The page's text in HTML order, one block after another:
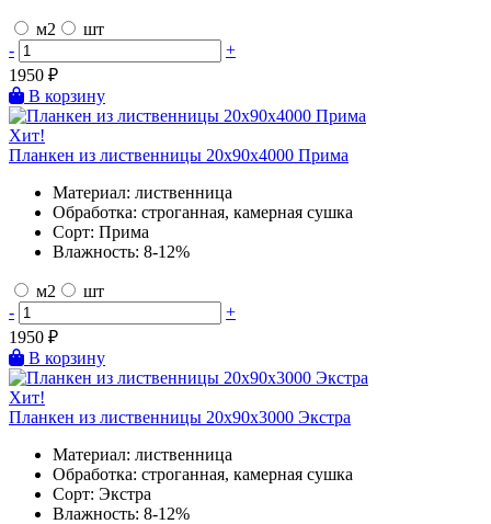
м2
шт
-
+
1950 ₽
В корзину
Хит!
Планкен из лиственницы 20х90х4000 Прима
Материал: лиственница
Обработка: строганная, камерная сушка
Сорт: Прима
Влажность: 8-12%
м2
шт
-
+
1950 ₽
В корзину
Хит!
Планкен из лиственницы 20х90х3000 Экстра
Материал: лиственница
Обработка: строганная, камерная сушка
Сорт: Экстра
Влажность: 8-12%